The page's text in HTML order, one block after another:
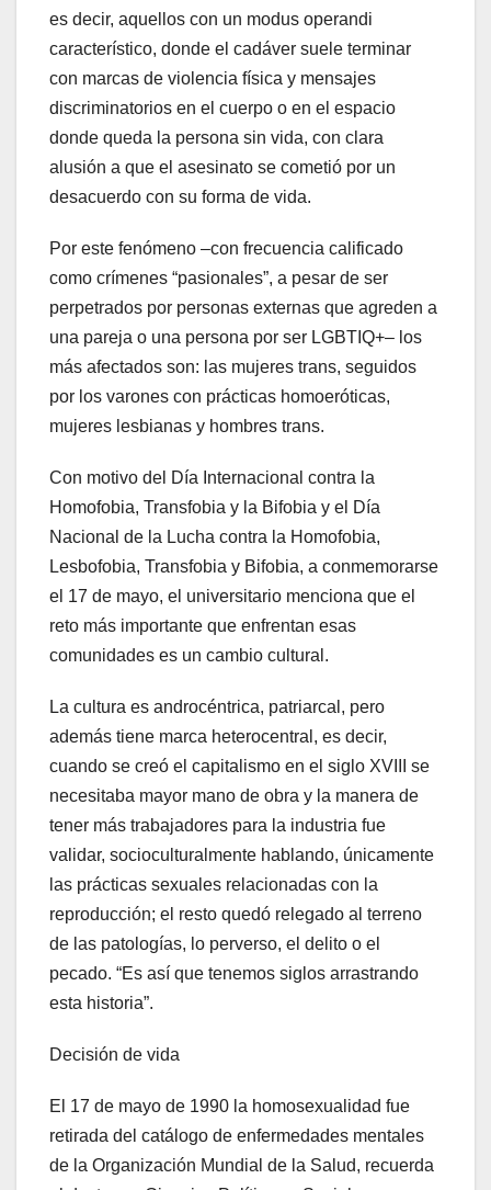
es decir, aquellos con un modus operandi
característico, donde el cadáver suele terminar
con marcas de violencia física y mensajes
discriminatorios en el cuerpo o en el espacio
donde queda la persona sin vida, con clara
alusión a que el asesinato se cometió por un
desacuerdo con su forma de vida.
Por este fenómeno –con frecuencia calificado
como crímenes “pasionales”, a pesar de ser
perpetrados por personas externas que agreden a
una pareja o una persona por ser LGBTIQ+– los
más afectados son: las mujeres trans, seguidos
por los varones con prácticas homoeróticas,
mujeres lesbianas y hombres trans.
Con motivo del Día Internacional contra la
Homofobia, Transfobia y la Bifobia y el Día
Nacional de la Lucha contra la Homofobia,
Lesbofobia, Transfobia y Bifobia, a conmemorarse
el 17 de mayo, el universitario menciona que el
reto más importante que enfrentan esas
comunidades es un cambio cultural.
La cultura es androcéntrica, patriarcal, pero
además tiene marca heterocentral, es decir,
cuando se creó el capitalismo en el siglo XVIII se
necesitaba mayor mano de obra y la manera de
tener más trabajadores para la industria fue
validar, socioculturalmente hablando, únicamente
las prácticas sexuales relacionadas con la
reproducción; el resto quedó relegado al terreno
de las patologías, lo perverso, el delito o el
pecado. “Es así que tenemos siglos arrastrando
esta historia”.
Decisión de vida
El 17 de mayo de 1990 la homosexualidad fue
retirada del catálogo de enfermedades mentales
de la Organización Mundial de la Salud, recuerda